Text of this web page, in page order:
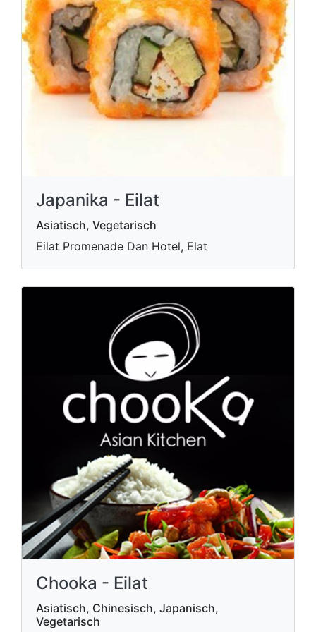
Japanika - Eilat
Asiatisch, Vegetarisch
Eilat Promenade Dan Hotel, Elat
Chooka - Eilat
Asiatisch, Chinesisch, Japanisch,
Vegetarisch